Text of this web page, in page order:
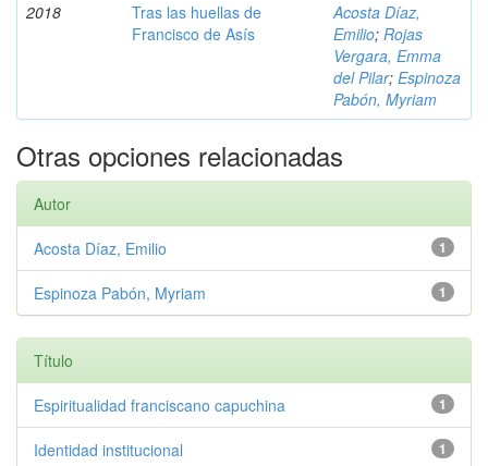
2018
Tras las huellas de
Francisco de Asís
Acosta Díaz,
Emilio; Rojas
Vergara, Emma
del Pilar; Espinoza
Pabón, Myriam
Otras opciones relacionadas
Autor
1
Acosta Díaz, Emilio
1
Espinoza Pabón, Myriam
Título
1
Espiritualidad franciscano capuchina
1
Identidad institucional